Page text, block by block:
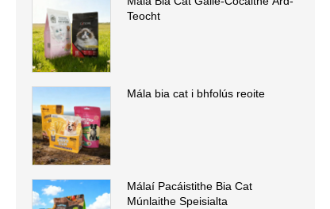
Teocht
Mála bia cat i bhfolús reoite
Málaí Pacáistithe Bia Cat
Múnlaithe Speisialta